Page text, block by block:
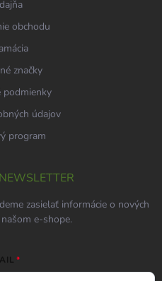
obchodu
značky
podmienky
údajov
program
zasielať informácie o nových
e-shope.